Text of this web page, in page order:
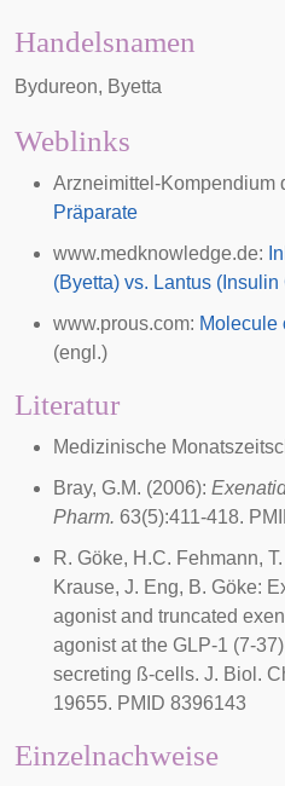
Handelsnamen
Bydureon, Byetta
Weblinks
Arzneimittel-Kompendium
Präparate
www.medknowledge.de:
(Byetta) vs. Lantus
www.prous.com: Molecule
(engl.)
Literatur
Medizinische
Bray, G.M. (2006):
Pharm. 63(5):411-418.
R. Göke, H.C. Fehmann,
Krause, J. Eng, B. Göke:
agonist and truncated
agonist at the GLP-1 (7-
secreting ß-cells. J. Biol.
19655. PMID 8396143
Einzelnachweise